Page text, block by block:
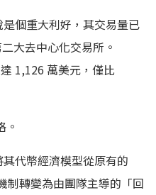
個重大利好，其交易量已
大去中心化交易所。
1,126 萬美元，僅比
。
代幣經濟模型從原有的
制轉變為由團隊主導的「回